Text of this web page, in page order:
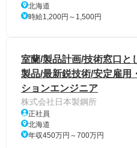
北海道
時給1,200円～1,500円
室蘭/製品計画/技術窓口と
製品/最新鋭技術/安定雇用
ションエンジニア
株式会社日本製鋼所
正社員
北海道
年収450万円～700万円